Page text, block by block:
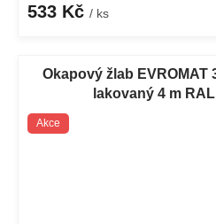
533 Kč / ks
Okapový žlab EVROMAT
lakovaný 4 m
Akce